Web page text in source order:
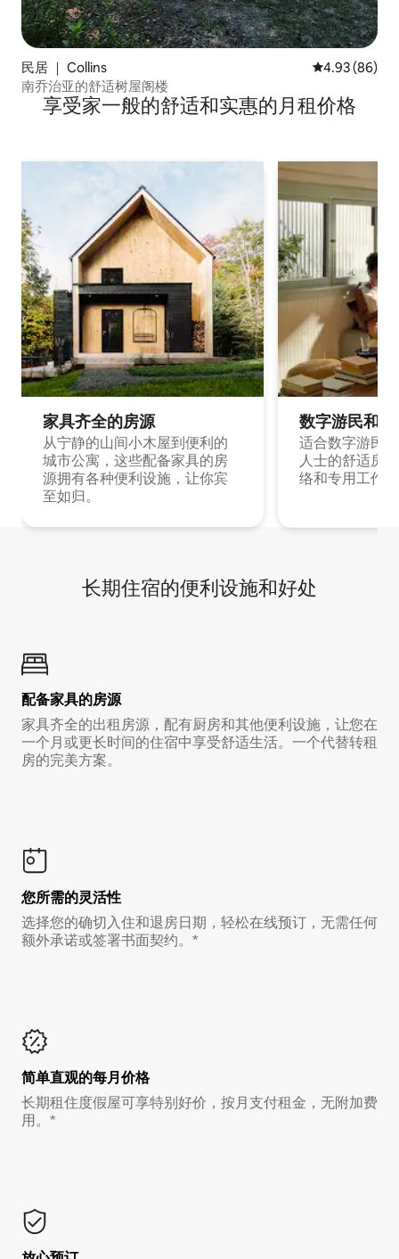
民居 ｜ Collins 平均评分 4.93
4.93 (86)
南乔治亚的舒适树屋阁楼
享受家一般的舒适和实惠的月租价格
家具齐全的房源
从宁静的山间小木屋到便利的
城市公寓，这些配备家具的房
源拥有各种便利设施，让你宾
至如归。
数字游民和
适合数字游民
人士的舒适房
络和专用工作
长期住宿的便利设施和好处
配备家具的房源
家具齐全的出租房源，配有厨房和其他便利设施，让您在
一个月或更长时间的住宿中享受舒适生活。一个代替转租
房的完美方案。
您所需的灵活性
选择您的确切入住和退房日期，轻松在线预订，无需任何
额外承诺或签署书面契约。*
简单直观的每月价格
长期租住度假屋可享特别好价，按月支付租金，无附加费
用。*